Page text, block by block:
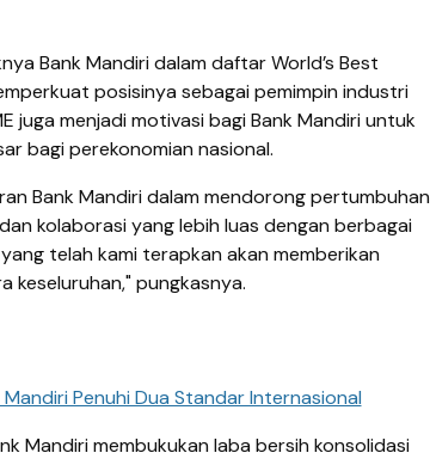
Bank Mandiri dalam daftar World’s Best
posisinya sebagai pemimpin industri
juga menjadi motivasi bagi Bank Mandiri untuk
bagi perekonomian nasional.
Bank Mandiri dalam mendorong pertumbuhan
kolaborasi yang lebih luas dengan berbagai
telah kami terapkan akan memberikan
keseluruhan," pungkasnya.
Penuhi Dua Standar Internasional
Mandiri membukukan laba bersih konsolidasi